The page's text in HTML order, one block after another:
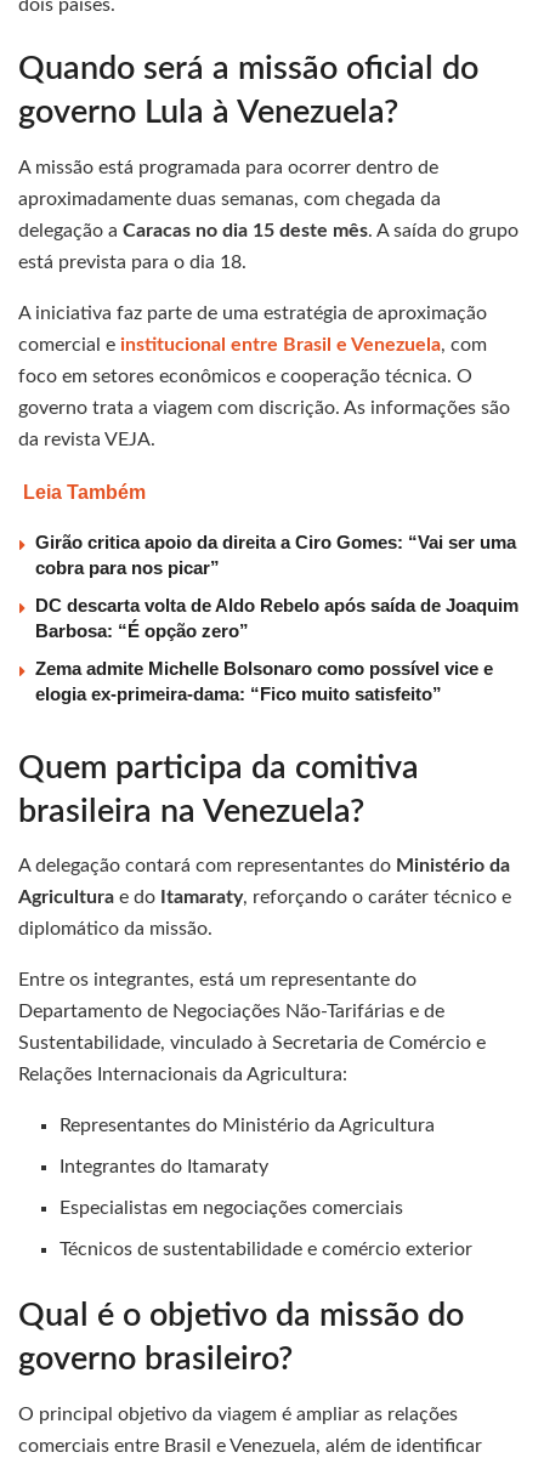
dois países.
Quando será a missão oficial do
governo Lula à Venezuela?
A missão está programada para ocorrer dentro de
aproximadamente duas semanas, com chegada da
delegação a Caracas no dia 15 deste mês. A saída do grupo
está prevista para o dia 18.
A iniciativa faz parte de uma estratégia de aproximação
comercial e institucional entre Brasil e Venezuela, com
foco em setores econômicos e cooperação técnica. O
governo trata a viagem com discrição. As informações são
da revista VEJA.
Leia Também
Girão critica apoio da direita a Ciro Gomes: “Vai ser uma
cobra para nos picar”
DC descarta volta de Aldo Rebelo após saída de Joaquim
Barbosa: “É opção zero”
Zema admite Michelle Bolsonaro como possível vice e
elogia ex-primeira-dama: “Fico muito satisfeito”
Quem participa da comitiva
brasileira na Venezuela?
A delegação contará com representantes do Ministério da
Agricultura e do Itamaraty, reforçando o caráter técnico e
diplomático da missão.
Entre os integrantes, está um representante do
Departamento de Negociações Não-Tarifárias e de
Sustentabilidade, vinculado à Secretaria de Comércio e
Relações Internacionais da Agricultura:
Representantes do Ministério da Agricultura
Integrantes do Itamaraty
Especialistas em negociações comerciais
Técnicos de sustentabilidade e comércio exterior
Qual é o objetivo da missão do
governo brasileiro?
O principal objetivo da viagem é ampliar as relações
comerciais entre Brasil e Venezuela, além de identificar